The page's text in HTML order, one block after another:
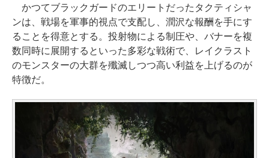
かつてブラックガードのエリートだったタクティシャ
ンは、戦場を軍事的視点で支配し、潤沢な報酬を手にす
ることを得意とする。投射物による制圧や、バナーを複
数同時に展開するといった多彩な戦術で、レイクラスト
のモンスターの大群を殲滅しつつ高い利益を上げるのが
特徴だ。